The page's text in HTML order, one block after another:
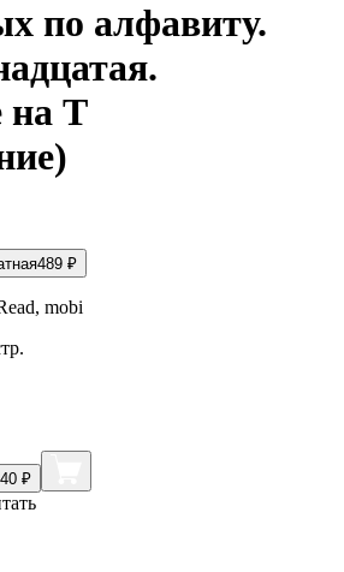
по алфавиту.
Т
489 ₽
mobi
₽